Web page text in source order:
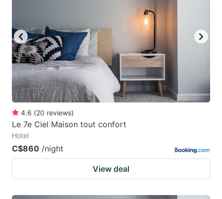
4.6 (20 reviews)
Le 7e Ciel Maison tout confort
Hotel
C$860 /night
View deal